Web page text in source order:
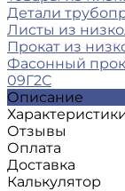
Детали
Листы из
Прокат из
Фасонный
09Г2С
Описание
Отзывы
Оплата
Доставка
Калькулятор